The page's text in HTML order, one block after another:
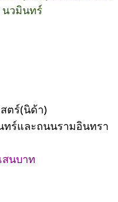
นวมินทร์
ตร์(นิด้า)
ร์และถนนรามอินทรา
สนบาท